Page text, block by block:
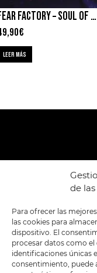
de
Para ofrecer las
las cookies para
dispositivo. El
procesar datos como
identificaciones únicas
consentimiento, puede
FEAR FACTORY – SOUL OF A NEW MACHINE
€
LEER MÁS
POLÍTICA DE
PRIVACIDAD
TÉRMINOS Y
CONDICIONES
GENERALES DE LA
POLÍTICA DE COOKIES